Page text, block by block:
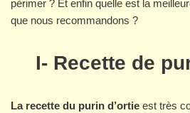
périmer ? Et enfin quelle est la
que nous recommandons ?
I- Recette de
La recette du purin d’ortie est très